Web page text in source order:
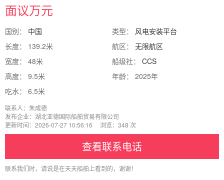
面议万元
国别： 中国 类型： 风电安装平台
长度： 139.2米
航区： 无限航区
宽度： 48米
船级社： CCS
高度： 9.5米
年龄： 2025年
吃水： 6.5米
联系人：朱成德
发布企业：湖北亚德国际船舶贸易有限公司
更新时间：2026-07-27 10:56:16 浏览：348 次
查看联系电话
联系我们时，请说是在天天船舶上看到的，谢谢！